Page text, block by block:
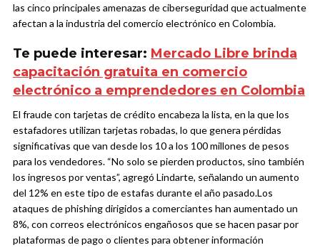
las cinco principales amenazas de ciberseguridad que actualmente
afectan a la industria del comercio electrónico en Colombia.
Te puede interesar: Mercado Libre brinda
capacitación gratuita en comercio
electrónico a emprendedores en Colombia
El fraude con tarjetas de crédito encabeza la lista, en la que los
estafadores utilizan tarjetas robadas, lo que genera pérdidas
significativas que van desde los 10 a los 100 millones de pesos
para los vendedores. “No solo se pierden productos, sino también
los ingresos por ventas”, agregó Lindarte, señalando un aumento
del 12% en este tipo de estafas durante el año pasado.Los
ataques de phishing dirigidos a comerciantes han aumentado un
8%, con correos electrónicos engañosos que se hacen pasar por
plataformas de pago o clientes para obtener información